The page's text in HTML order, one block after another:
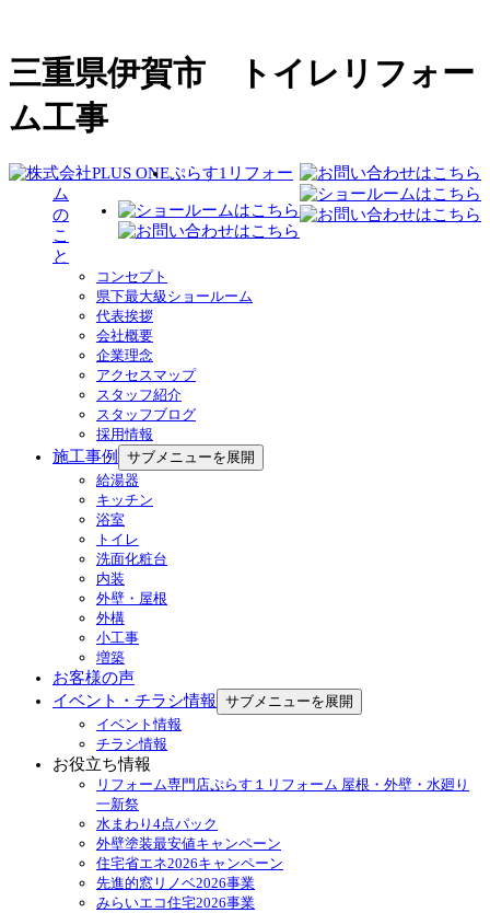
三重県伊賀市 トイレリフォー
ム工事
ぷらす1リフォー
ム
の
こ
と
コンセプト
県下最大級ショールーム
代表挨拶
会社概要
企業理念
アクセスマップ
スタッフ紹介
スタッフブログ
採用情報
施工事例
サブメニューを展開
給湯器
キッチン
浴室
トイレ
洗面化粧台
内装
外壁・屋根
外構
小工事
増築
お客様の声
イベント・チラシ情報 サブメニューを展開
イベント情報
チラシ情報
お役立ち情報
リフォーム専門店ぷらす１リフォーム 屋根・外壁・水廻り
一新祭
水まわり4点パック
外壁塗装最安値キャンペーン
住宅省エネ2026キャンペーン
先進的窓リノベ2026事業
みらいエコ住宅2026事業